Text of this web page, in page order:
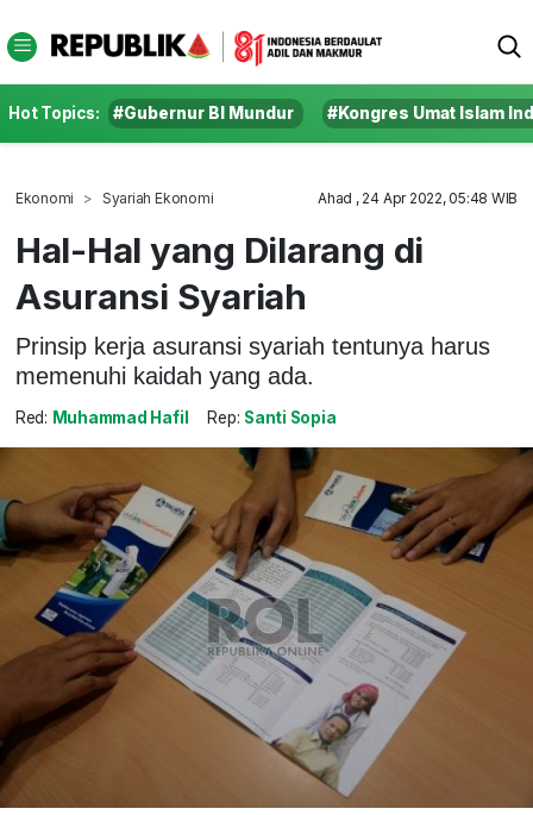
Hot Topics: #Gubernur BI Mundur #Kongres Umat Islam
Ekonomi Syariah Ekonomi Ahad , 24 Apr 2022, 05:48 WIB
Hal-Hal yang Dilarang di
Asuransi Syariah
Prinsip kerja asuransi syariah tentunya harus
memenuhi kaidah yang ada.
Red: Muhammad Hafil Rep: Santi Sopia